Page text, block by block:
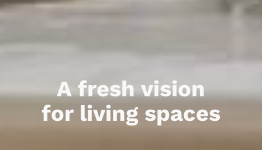
A fresh vision
for living spaces